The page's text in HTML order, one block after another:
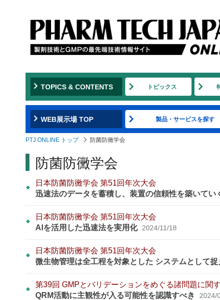
TOPICS & CONTENTS トピックス
WEB展示場 TOP 製品・サービスを探す
PTJ ONLINE トップ 防菌防黴学会
防菌防黴学会
日本防菌防黴学会 第51回年次大会
迅速法のデータを蓄積し、装置の信頼性を築いてい
日本防菌防黴学会 第51回年次大会
AIを活用した迅速法を実用化 2024/11/18
日本防菌防黴学会 第51回年次大会
微生物管理は全工程を対象とした システムとして
第39回 GMPとバリデーションをめぐる諸問題に関
QRM活動に主観性が入る可能性を認識すべき
2024/